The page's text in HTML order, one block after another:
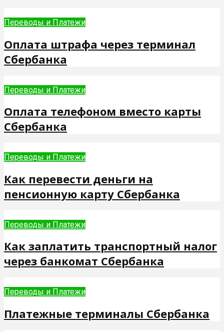
Переводы и Платежи
Оплата штрафа через терминал
Сбербанка
Переводы и Платежи
Оплата телефоном вместо карты
Сбербанка
Переводы и Платежи
Как перевести деньги на
пенсионную карту Сбербанка
Переводы и Платежи
Как заплатить транспортный налог
через банкомат Сбербанка
Переводы и Платежи
Платежные терминалы Сбербанка